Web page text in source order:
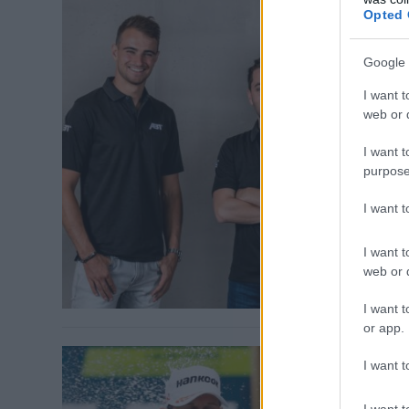
Opted
Google
I want
web or
I want
I want
I want
web or
I want
or app.
I want
DTM / 2022.
Tanút
Immár az
az új
ugyanis
DTM / 2022.